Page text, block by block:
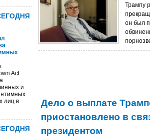
Act
и
лиц в
Трампу
он был
Дело о выплате
приостановлено в
президентом